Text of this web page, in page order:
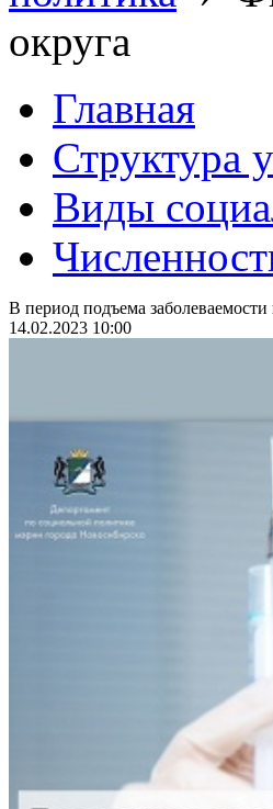
округа
Главная
Структура
Виды
В период подъема
14.02.2023 10:00